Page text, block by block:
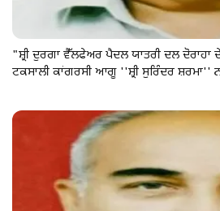
"ਸ਼੍ਰੀ ਦੁਰਗਾ ਵੈੱਲਫੇਅਰ ਪੈਦਲ ਯਾਤਰੀ ਦਲ
ਟਕਸਾਲੀ ਕਾਂਗਰਸੀ ਆਗੂ ''ਸ਼੍ਰੀ ਸੁਰਿੰਦਰ ਸ਼ਰਮਾ''